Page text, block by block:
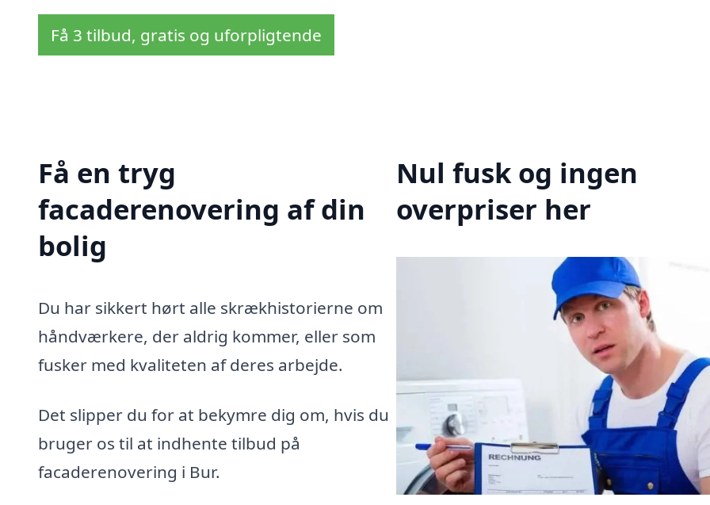
Få 3 tilbud, gratis og uforpligtende
Få en tryg
facaderenovering af din
bolig
Du har sikkert hørt alle skrækhistorierne om
håndværkere, der aldrig kommer, eller som
fusker med kvaliteten af deres arbejde.
Det slipper du for at bekymre dig om, hvis du
bruger os til at indhente tilbud på
facaderenovering i Bur.
Nul fusk og ingen
overpriser her